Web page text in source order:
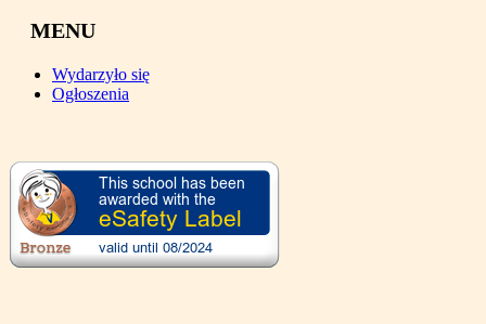
MENU
Wydarzyło się
Ogłoszenia